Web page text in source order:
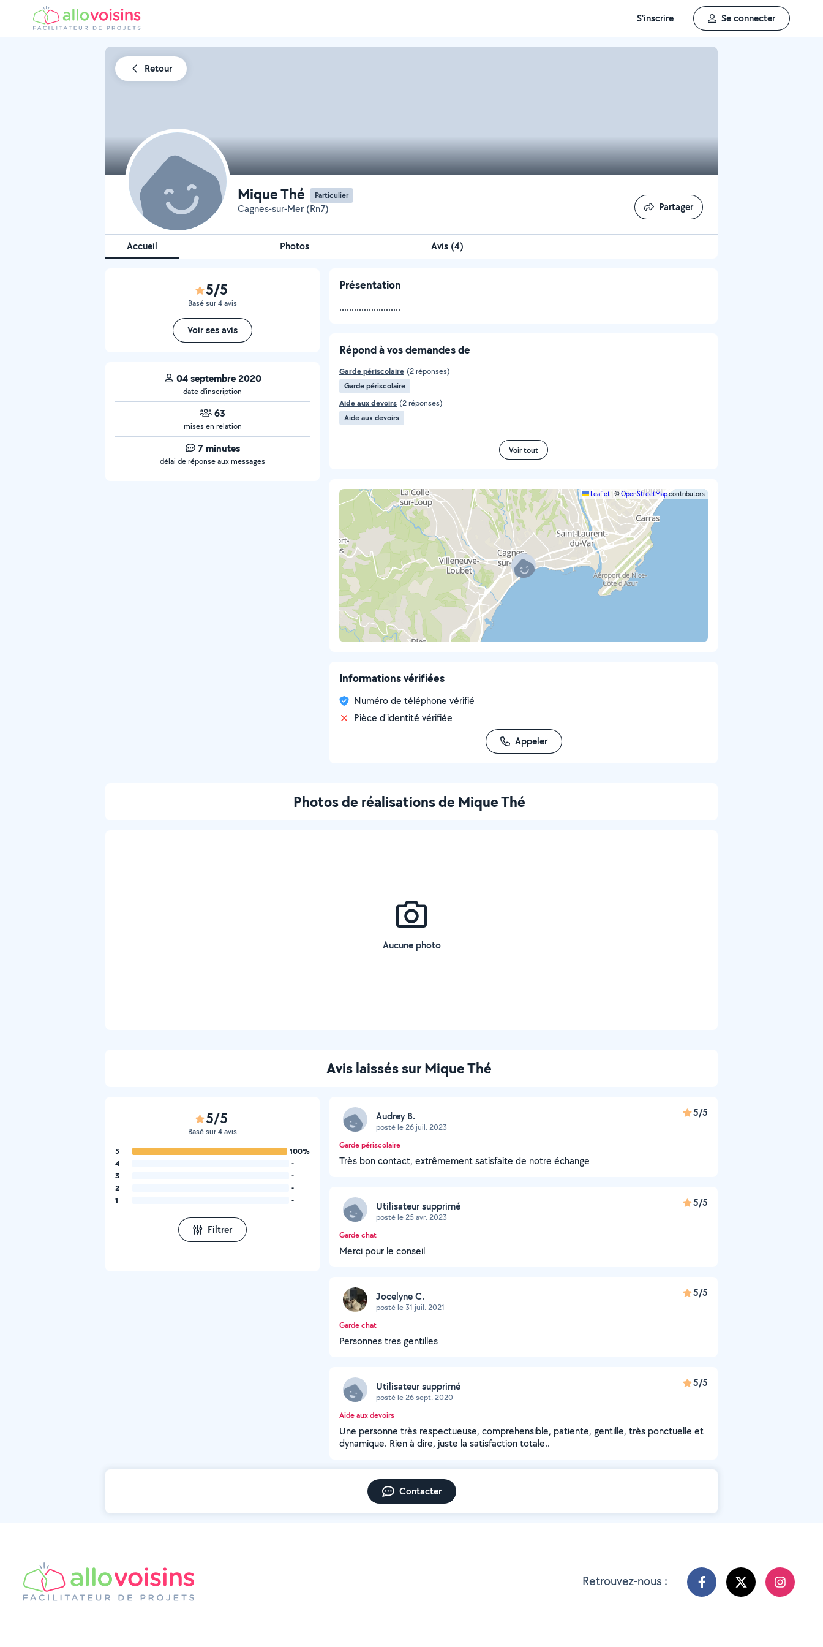
S'inscrire Se connecter
Retour
Mique Thé Particulier
Cagnes-sur-Mer (Rn7) Partager
Partager
Accueil Photos Avis (4)
5/5
Basé sur 4 avis
Voir ses avis
04 septembre 2020
date d’inscription
63
mises en relation
7 minutes
délai de réponse aux messages
Présentation
.........................
Répond à vos demandes de
Garde périscolaire (2 réponses)
Garde périscolaire
Aide aux devoirs (2 réponses)
Aide aux devoirs
Voir tout
Leaflet ©OpenStreetMapcontributors
Informations vérifiées
Numéro de téléphone vérifié
Pièce d'identité vérifiée
Appeler
Photos de réalisations de Mique Thé
Aucune photo
Avis laissés sur Mique Thé
5/5
Basé sur 4 avis
5
100%
4
-
3
-
2
-
1
-
Filtrer
Audrey B.
posté le 26 juil. 2023
5/5
Garde périscolaire
Très bon contact, extrêmement satisfaite de notre échange
Utilisateur supprimé
posté le 25 avr. 2023
5/5
Garde chat
Merci pour le conseil
Jocelyne C.
posté le 31 juil. 2021
5/5
Garde chat
Personnes tres gentilles
Utilisateur supprimé
posté le 26 sept. 2020
5/5
Aide aux devoirs
Une personne très respectueuse, comprehensible, patiente, gentille, très ponctuelle et
dynamique. Rien à dire, juste la satisfaction totale..
Contacter
Retrouvez-nous :